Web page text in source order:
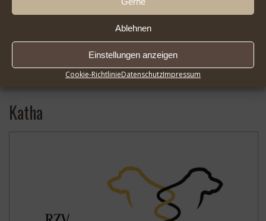
Ablehnen
Einstellungen anzeigen
Cookie-RichtlinieDatenschutzImpressum
2026-08-01 Infoseite DER HOVAWART FlipBook |* …
Katha